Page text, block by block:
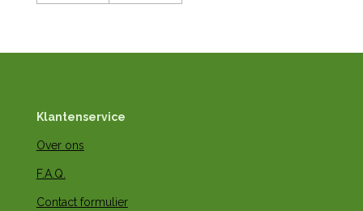
Klantenservice
Over ons
F.A.Q.
Contact formulier